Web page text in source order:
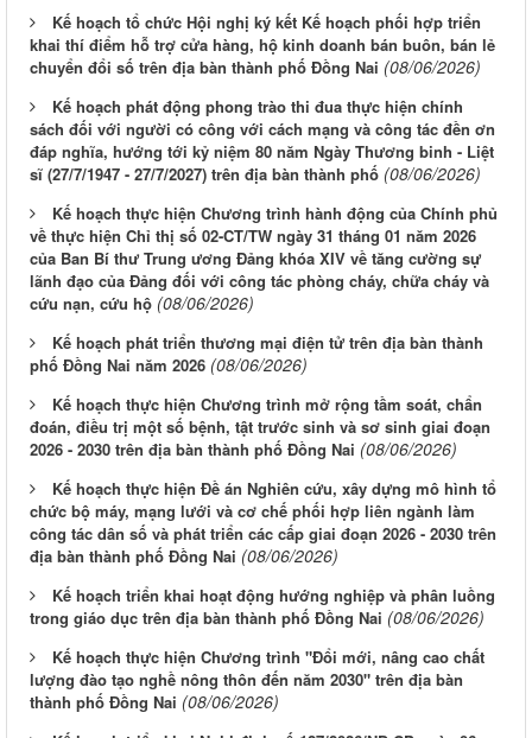
Kế hoạch tổ chức Hội nghị ký kết Kế hoạch phối hợp triển
khai thí điểm hỗ trợ cửa hàng, hộ kinh doanh bán buôn, bán lẻ
chuyển đổi số trên địa bàn thành phố Đồng Nai (08/06/2026)
Kế hoạch phát động phong trào thi đua thực hiện chính
sách đối với người có công với cách mạng và công tác đền ơn
đáp nghĩa, hướng tới kỷ niệm 80 năm Ngày Thương binh - Liệt
sĩ (27/7/1947 - 27/7/2027) trên địa bàn thành phố (08/06/2026)
Kế hoạch thực hiện Chương trình hành động của Chính phủ
về thực hiện Chỉ thị số 02-CT/TW ngày 31 tháng 01 năm 2026
của Ban Bí thư Trung ương Đảng khóa XIV về tăng cường sự
lãnh đạo của Đảng đối với công tác phòng cháy, chữa cháy và
cứu nạn, cứu hộ (08/06/2026)
Kế hoạch phát triển thương mại điện tử trên địa bàn thành
phố Đồng Nai năm 2026 (08/06/2026)
Kế hoạch thực hiện Chương trình mở rộng tầm soát, chẩn
đoán, điều trị một số bệnh, tật trước sinh và sơ sinh giai đoạn
2026 - 2030 trên địa bàn thành phố Đồng Nai (08/06/2026)
Kế hoạch thực hiện Đề án Nghiên cứu, xây dựng mô hình tổ
chức bộ máy, mạng lưới và cơ chế phối hợp liên ngành làm
công tác dân số và phát triển các cấp giai đoạn 2026 - 2030 trên
địa bàn thành phố Đồng Nai (08/06/2026)
Kế hoạch triển khai hoạt động hướng nghiệp và phân luồng
trong giáo dục trên địa bàn thành phố Đồng Nai (08/06/2026)
Kế hoạch thực hiện Chương trình "Đổi mới, nâng cao chất
lượng đào tạo nghề nông thôn đến năm 2030" trên địa bàn
thành phố Đồng Nai (08/06/2026)